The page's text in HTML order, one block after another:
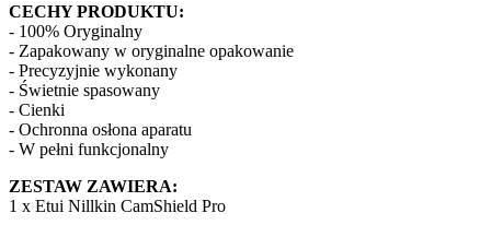
CECHY PRODUKTU:
- 100% Oryginalny
- Zapakowany w oryginalne opakowanie
- Precyzyjnie wykonany
- Świetnie spasowany
- Cienki
- Ochronna osłona aparatu
- W pełni funkcjonalny
ZESTAW ZAWIERA:
1 x Etui Nillkin CamShield Pro